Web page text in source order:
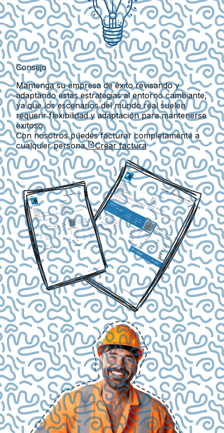
Consejo
Mantenga su empresa de éxito revisando y
adaptando estas estrategias al entorno cambiante,
ya que los escenarios del mundo real suelen
requerir flexibilidad y adaptación para mantenerse
exitoso.
Con nosotros puedes facturar completamente a
cualquier persona.
Crear factura